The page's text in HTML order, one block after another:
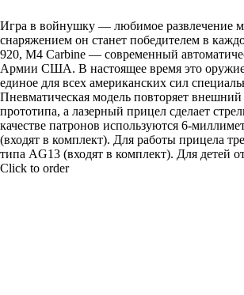
Игра в войнушку — любимое развлечение
снаряжением он станет победителем в
920, M4 Carbine — современный
Армии США. В настоящее время это
единое для всех американских сил
Пневматическая модель повторяет внешний
прототипа, а лазерный прицел сделает
качестве патронов используются 6-
(входят в комплект). Для работы прицела
типа AG13 (входят в комплект). Для детей
Click to order